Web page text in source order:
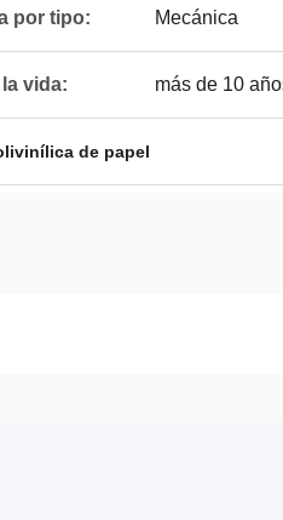
por tipo: Mecánica
vida: más de 10
de papel